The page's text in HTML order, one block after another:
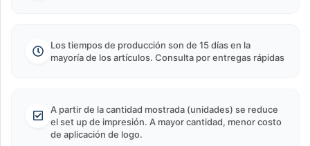
Los tiempos de producción son de 15 días en la
mayoría de los artículos. Consulta por entregas rápidas
A partir de la cantidad mostrada (unidades) se reduce
el set up de impresión. A mayor cantidad, menor costo
de aplicación de logo.